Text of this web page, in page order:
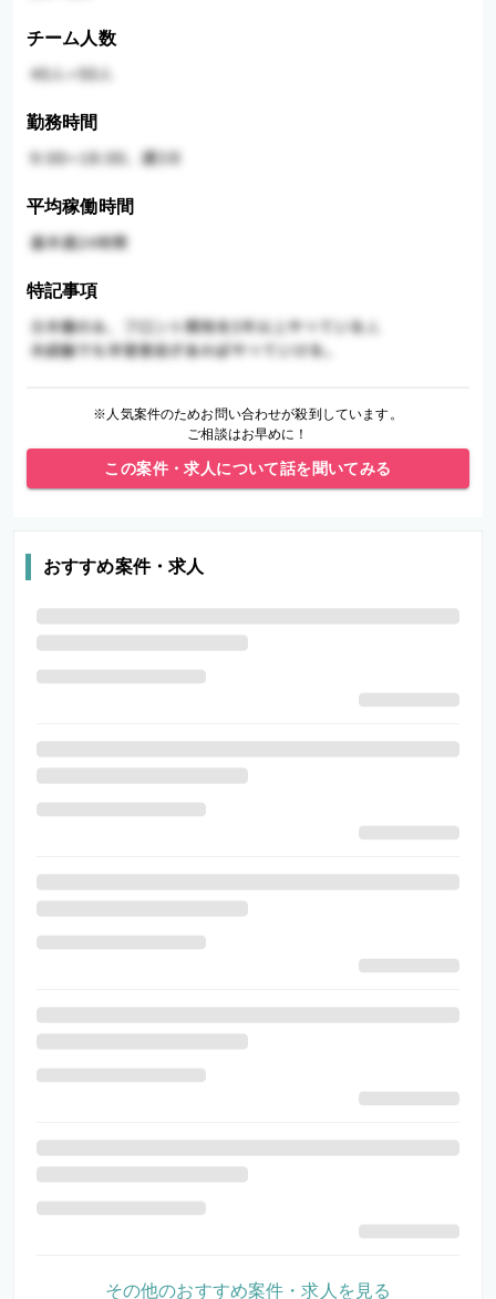
チーム人数
勤務時間
平均稼働時間
特記事項
※人気案件のためお問い合わせが殺到しています。
ご相談はお早めに！
この案件・求人について話を聞いてみる
おすすめ案件・求人
その他のおすすめ案件・求人を見る